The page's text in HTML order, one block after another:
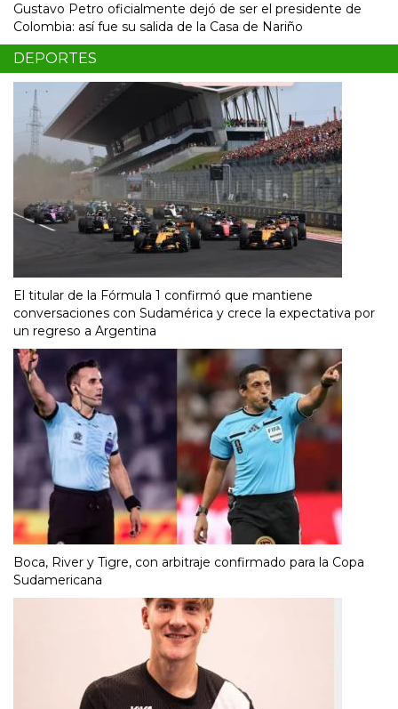
Gustavo Petro oficialmente dejó de ser el presidente de
Colombia: así fue su salida de la Casa de Nariño
DEPORTES
El titular de la Fórmula 1 confirmó que mantiene
conversaciones con Sudamérica y crece la expectativa por
un regreso a Argentina
Boca, River y Tigre, con arbitraje confirmado para la Copa
Sudamericana